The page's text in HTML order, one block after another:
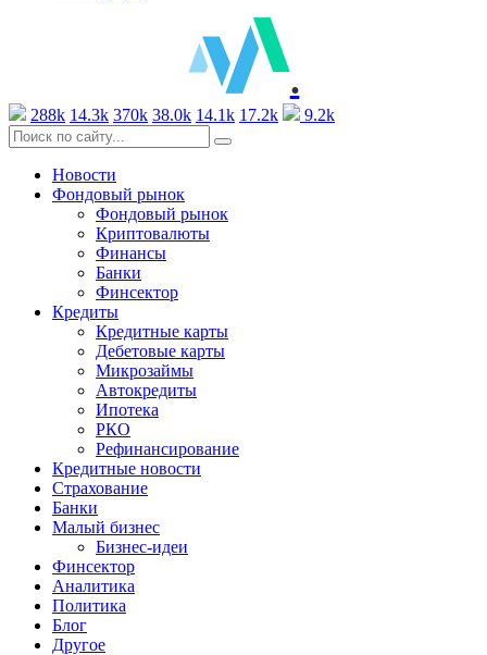
.
288k 14.3k 370k 38.0k 14.1k 17.2k 9.2k
Новости
Фондовый рынок
Фондовый рынок
Криптовалюты
Финансы
Банки
Финсектор
Кредиты
Кредитные карты
Дебетовые карты
Микрозаймы
Автокредиты
Ипотека
РКО
Рефинансирование
Кредитные новости
Страхование
Банки
Малый бизнес
Бизнес-идеи
Финсектор
Аналитика
Политика
Блог
Другое